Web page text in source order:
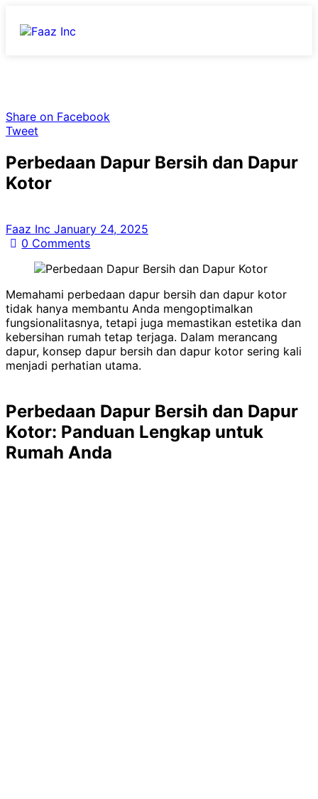
Share on Facebook
Tweet
Perbedaan Dapur Bersih dan Dapur
Kotor
Faaz Inc January 24, 2025
0 Comments
Memahami perbedaan dapur bersih dan dapur kotor
tidak hanya membantu Anda mengoptimalkan
fungsionalitasnya, tetapi juga memastikan estetika dan
kebersihan rumah tetap terjaga. Dalam merancang
dapur, konsep dapur bersih dan dapur kotor sering kali
menjadi perhatian utama.
Perbedaan Dapur Bersih dan Dapur
Kotor: Panduan Lengkap untuk
Rumah Anda